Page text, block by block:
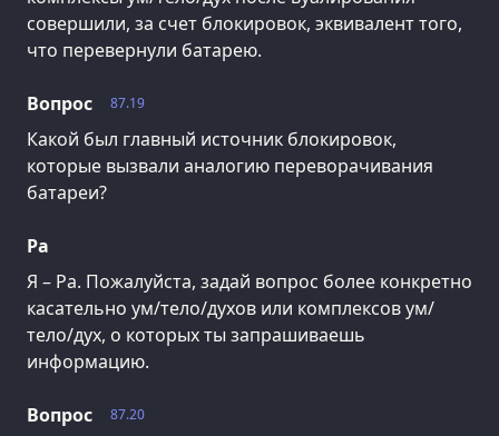
совершили, за счет блокировок, эквивалент того,
что перевернули батарею.
87.19
Вопрос
Какой был главный источник блокировок,
которые вызвали аналогию переворачивания
батареи?
Ра
Я – Ра. Пожалуйста, задай вопрос более конкретно
касательно ум/тело/духов или комплексов ум/
тело/дух, о которых ты запрашиваешь
информацию.
87.20
Вопрос